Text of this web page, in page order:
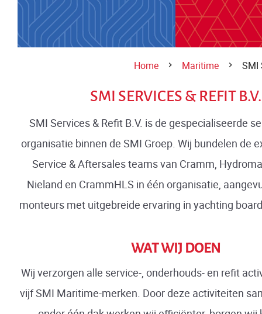
Home Maritime SMI
SMI SERVICES & REFIT B.V.
SMI Services & Refit B.V. is de gespecialiseerde
organisatie binnen de SMI Groep. Wij bundelen de
Service & Aftersales teams van Cramm,
Nieland en CrammHLS in één organisatie,
monteurs met uitgebreide ervaring in yachting
WAT WIJ DOEN
Wij verzorgen alle service-, onderhouds- en refit
vijf SMI Maritime-merken. Door deze activiteiten